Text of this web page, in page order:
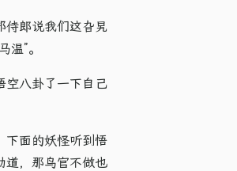
侍郎说我们这旮旯
”。
空八卦了一下自己
下面的妖怪听到悟
道，那鸟官不做也